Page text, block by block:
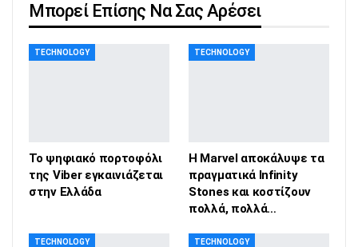
Μπορεί Επίσης Να Σας Αρέσει
TECHNOLOGY
Το ψηφιακό πορτοφόλι
της Viber εγκαινιάζεται
στην Ελλάδα
TECHNOLOGY
Η Marvel αποκάλυψε τα
πραγματικά Infinity
Stones και κοστίζουν
πολλά, πολλά…
TECHNOLOGY TECHNOLOGY